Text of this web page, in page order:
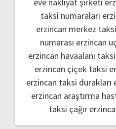
eve nakliyat şirketi
taksi numaraları
erzincan merkez taksi
numarası erzincan
erzincan havaalanı taksi
erzincan çiçek taksi
erzincan taksi durakları
erzincan araştırma
taksi çağır